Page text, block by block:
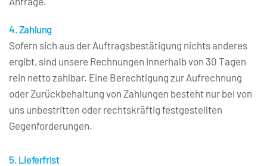
4. Zahlung
Sofern sich aus der Auftragsbestätigung nichts anderes
ergibt, sind unsere Rechnungen innerhalb von 30 Tagen
rein netto zahlbar. Eine Berechtigung zur Aufrechnung
oder Zurückbehaltung von Zahlungen besteht nur bei von
uns unbestritten oder rechtskräftig festgestellten
Gegenforderungen.
5. Lieferfrist